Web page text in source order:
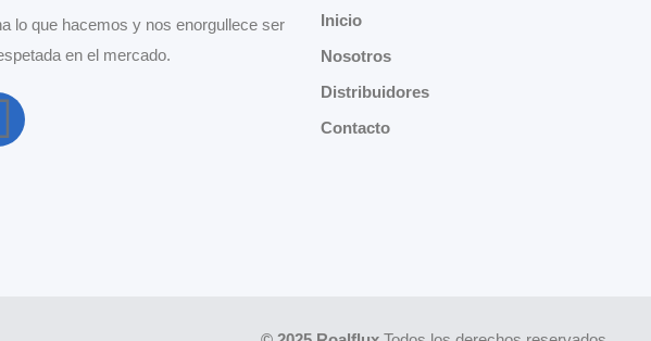
lo que hacemos y nos enorgullece ser
en el mercado.
Inicio
Nosotros
Distribuidores
Contacto